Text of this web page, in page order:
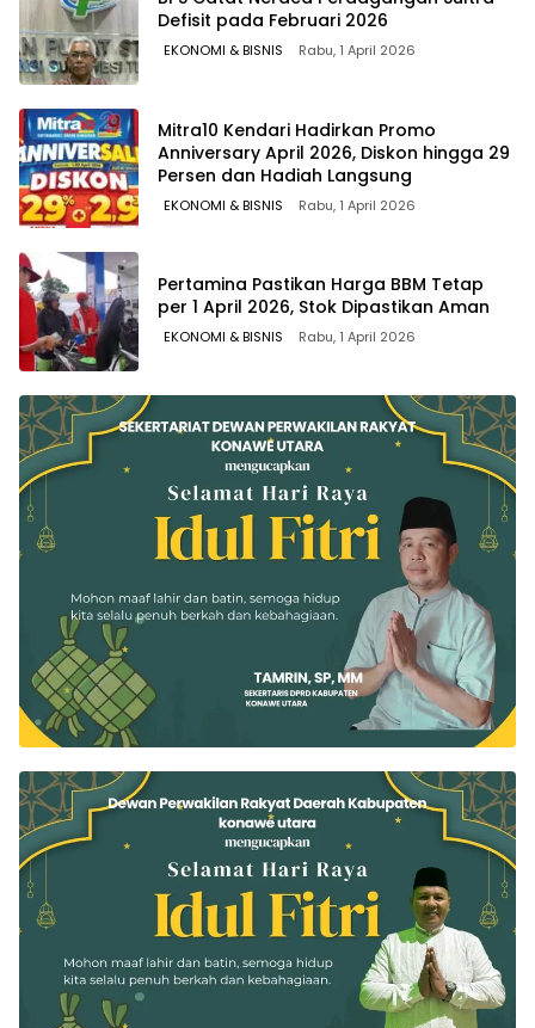
Defisit pada Februari 2026
EKONOMI & BISNIS Rabu, 1 April 2026
Mitra10 Kendari Hadirkan Promo
Anniversary April 2026, Diskon hingga 29
Persen dan Hadiah Langsung
EKONOMI & BISNIS Rabu, 1 April 2026
Pertamina Pastikan Harga BBM Tetap
per 1 April 2026, Stok Dipastikan Aman
EKONOMI & BISNIS Rabu, 1 April 2026